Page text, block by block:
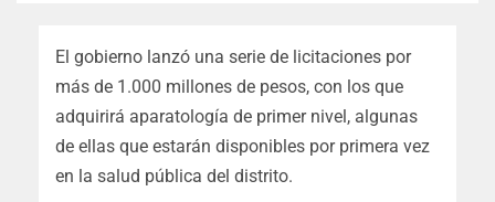
El gobierno lanzó una serie de licitaciones por
más de 1.000 millones de pesos, con los que
adquirirá aparatología de primer nivel, algunas
de ellas que estarán disponibles por primera vez
en la salud pública del distrito.